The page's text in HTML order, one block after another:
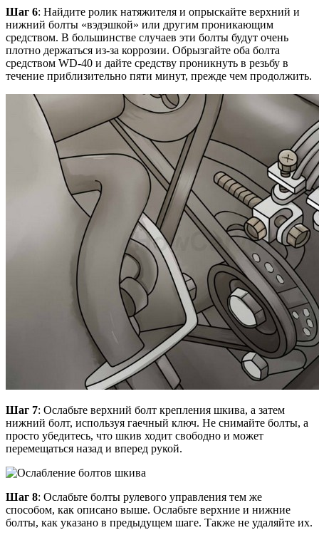
Шаг 6: Найдите ролик натяжителя и опрыскайте верхний и
нижний болты «вэдэшкой» или другим проникающим
средством. В большинстве случаев эти болты будут очень
плотно держаться из-за коррозии. Обрызгайте оба болта
средством WD-40 и дайте средству проникнуть в резьбу в
течение приблизительно пяти минут, прежде чем продолжить.
Шаг 7: Ослабьте верхний болт крепления шкива, а затем
нижний болт, используя гаечный ключ. Не снимайте болты, а
просто убедитесь, что шкив ходит свободно и может
перемещаться назад и вперед рукой.
Шаг 8: Ослабьте болты рулевого управления тем же
способом, как описано выше. Ослабьте верхние и нижние
болты, как указано в предыдущем шаге. Также не удаляйте их.